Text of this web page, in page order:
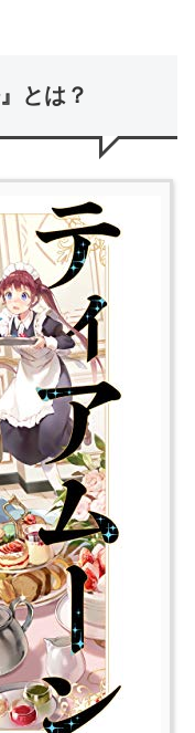
とは？